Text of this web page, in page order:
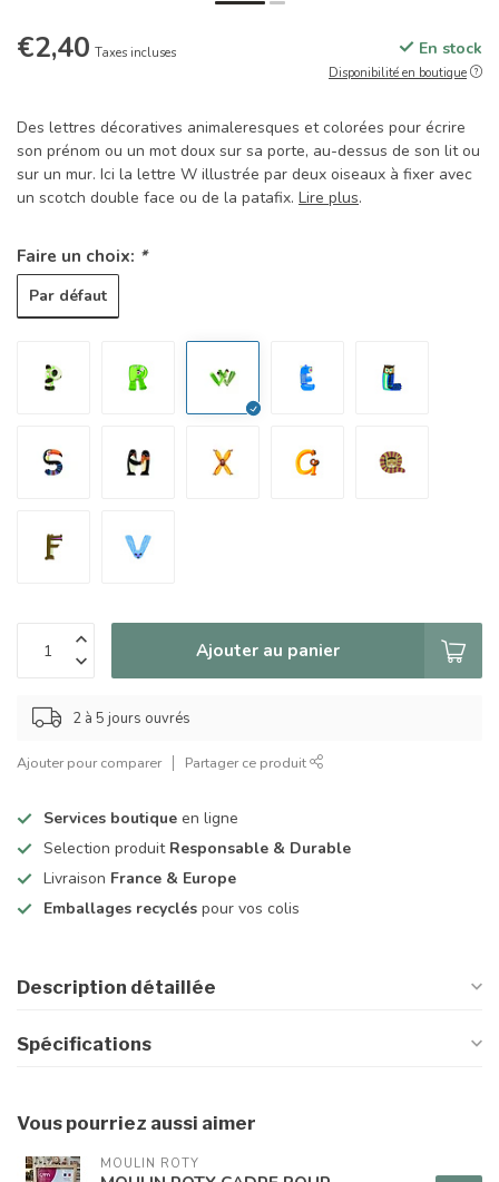
€2,40 Taxes incluses En stock
Disponibilité en boutique
Des lettres décoratives animaleresques et colorées pour écrire
son prénom ou un mot doux sur sa porte, au-dessus de son lit ou
sur un mur. Ici la lettre W illustrée par deux oiseaux à fixer avec
un scotch double face ou de la patafix. Lire plus.
Faire un choix: *
Par défaut
Ajouter au panier
2 à 5 jours ouvrés
Ajouter pour comparer Partager ce produit
Services boutique en ligne
Selection produit Responsable & Durable
Livraison France & Europe
Emballages recyclés pour vos colis
Description détaillée
Spécifications
Vous pourriez aussi aimer
MOULIN ROTY